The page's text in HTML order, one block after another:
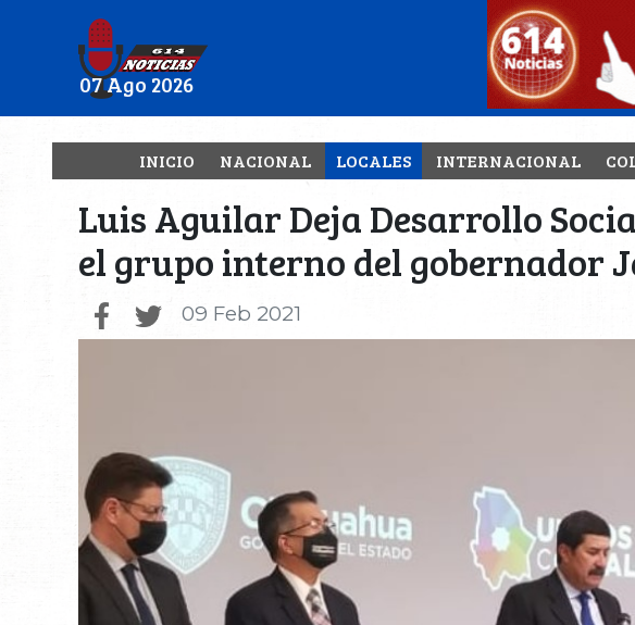
07 Ago 2026
INICIO NACIONAL LOCALES INTERNACIONAL
Luis Aguilar Deja Desarrollo
el grupo interno del gobernador
09 Feb 2021